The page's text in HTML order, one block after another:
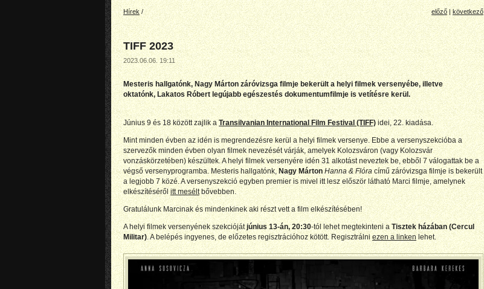
Hírek/ előző|következő
TIFF 2023
2023.06.06. 19:11
Mesteris hallgatónk,Nagy Mártonzáróvizsga filmje bekerült a helyi filmek versenyébe, illetve
oktatónk,Lakatos Róbertlegújabb egészestés dokumentumfilmje is vetítésre kerül.
Június 9 és 18 között zajlik aTransilvanian International Film Festival (TIFF)idei, 22. kiadása.
Mint minden évben az idén is megrendezésre kerül a helyi filmek versenye. Ebbe a versenyszekcióba a
szervezők minden évben olyan filmek nevezését várják, amelyek Kolozsváron (vagy Kolozsvár
vonzáskörzetében) készültek. A helyi filmek versenyére idén 31 alkotást neveztek be, ebből 7 válogattak be a
végső versenyprogramba. Mesteris hallgatónk,Nagy MártonHanna & Flóracímű záróvizsga filmje is bekerült
a legjobb 7 közé. A versenyszekció egyben premier is mivel itt lesz először látható Marci filmje, amelynek
elkészítésérőlitt meséltbővebben.
Gratulálunk Marcinak és mindenkinek aki részt vett a film elkészítésében!
A helyi filmek versenyének szekciójátjúnius 13-án, 20:30-tól lehet megtekinteni aTisztek házában (Cercul
Militar). A belépés ingyenes, de előzetes regisztrációhoz kötött. Regisztrálniezen a linkenlehet.
Keres